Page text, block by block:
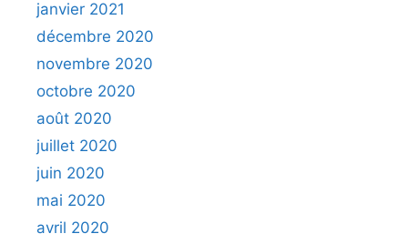
janvier 2021
décembre 2020
novembre 2020
octobre 2020
août 2020
juillet 2020
juin 2020
mai 2020
avril 2020